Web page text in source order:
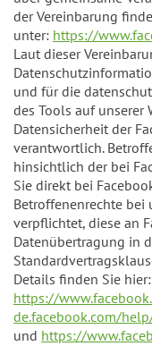
der Vereinbarung
unter: https://
Laut dieser
und für die
des Tools auf unserer
Datensicherheit der
verantwortlich.
hinsichtlich der bei
Sie direkt bei
Betroffenenrechte bei
verpflichtet, diese an
Datenübertragung in
Details finden Sie hier:
https://
de.facebook.com/
und https://